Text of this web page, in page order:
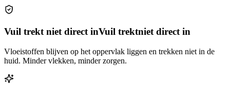
Vuil trekt niet direct inVuil trektniet direct in
Vloeistoffen blijven op het oppervlak liggen en trekken niet in de
huid. Minder vlekken, minder zorgen.